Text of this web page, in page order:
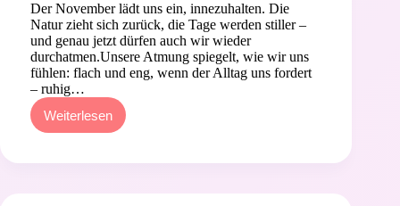
Der November lädt uns ein, innezuhalten. Die
Natur zieht sich zurück, die Tage werden stiller –
und genau jetzt dürfen auch wir wieder
durchatmen.Unsere Atmung spiegelt, wie wir uns
fühlen: flach und eng, wenn der Alltag uns fordert
– ruhig…
Weiterlesen
🍂
Neuigkeiten
November